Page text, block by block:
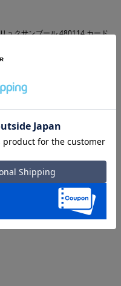
ュクサンブール 480114 カード